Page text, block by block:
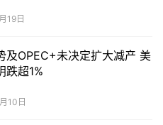
19日
及OPEC+未决定扩大减产 美
跌超1%
10日